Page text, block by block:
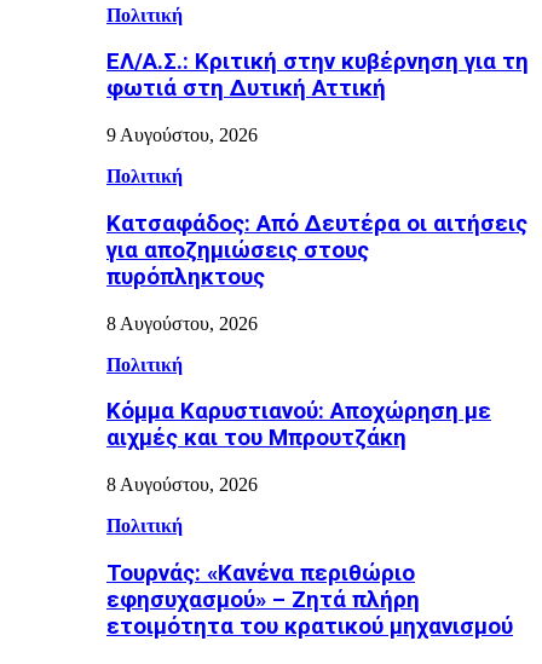
Πολιτική
ΕΛ/Α.Σ.: Κριτική στην κυβέρνηση για τη
φωτιά στη Δυτική Αττική
9 Αυγούστου, 2026
Πολιτική
Κατσαφάδος: Από Δευτέρα οι αιτήσεις
για αποζημιώσεις στους
πυρόπληκτους
8 Αυγούστου, 2026
Πολιτική
Κόμμα Καρυστιανού: Αποχώρηση με
αιχμές και του Μπρουτζάκη
8 Αυγούστου, 2026
Πολιτική
Τουρνάς: «Κανένα περιθώριο
εφησυχασμού» – Ζητά πλήρη
ετοιμότητα του κρατικού μηχανισμού